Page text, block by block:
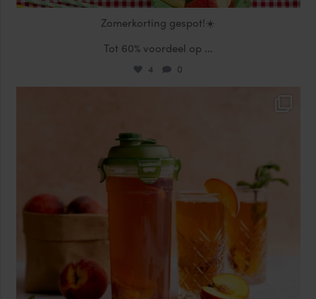
Zomerkorting gespot!☀️
Tot 60% voordeel op ...
4 0